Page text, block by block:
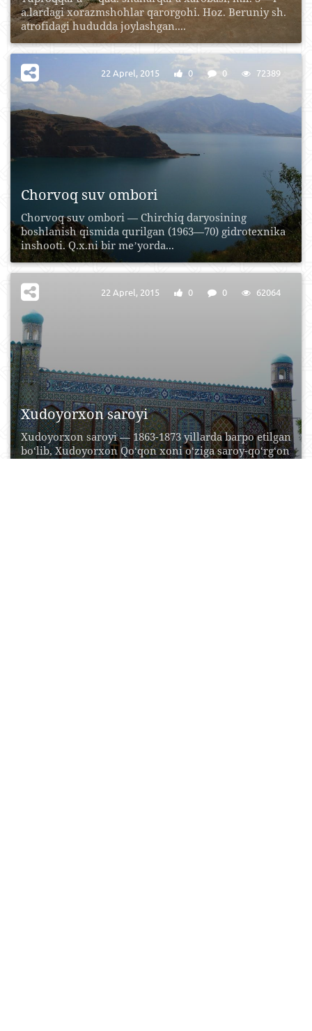
a.lardagi xorazmshohlar qarorgohi. Hoz. Beruniy sh.
atrofidagi hududda joylashgan....
Chorvoq suv ombori
Chorvoq suv ombori — Chirchiq daryosining
boshlanish qismida qurilgan (1963—70) gidrotexnika
inshooti. Q.x.ni bir meʼyorda...
22 Aprel, 2015 0 0 72389
Xudoyorxon saroyi
Xudoyorxon saroyi — 1863-1873 yillarda barpo etilgan
bo‘lib, Xudoyorxon Qo‘qon xoni o‘ziga saroy-qo‘rg‘on
22 Aprel, 2015 0 0 62064